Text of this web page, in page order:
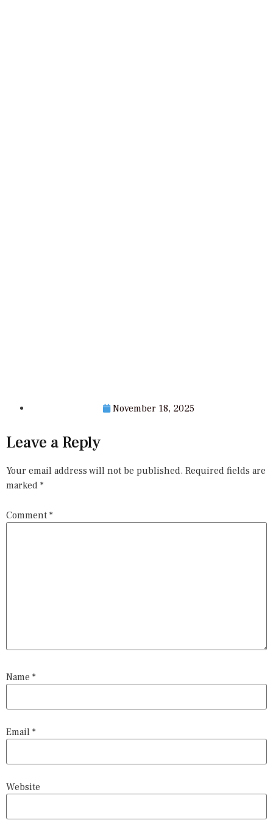
November 18, 2025
Leave a Reply
Your email address will not be published. Required fields are
marked *
Comment *
Name *
Email *
Website